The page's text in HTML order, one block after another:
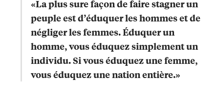
«La plus sure façon de faire stagner un
peuple est d’éduquer les hommes et de
négliger les femmes. Éduquer un
homme, vous éduquez simplement un
individu. Si vous éduquez une femme,
vous éduquez une nation entière.»